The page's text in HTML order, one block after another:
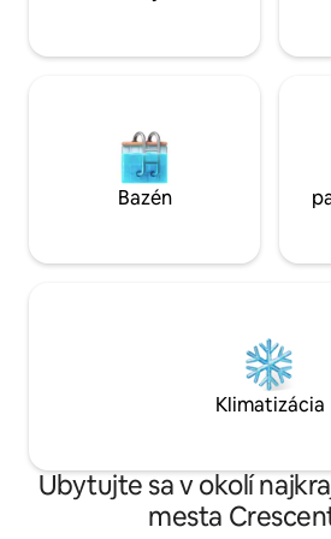
Bazén
Klimatizácia
Ubytujte sa v okolí
mesta